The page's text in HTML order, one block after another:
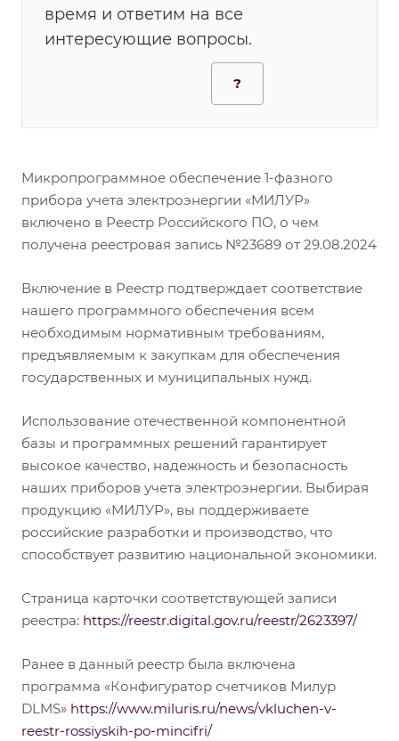
время и ответим на все
интересующие вопросы.
?
Микропрограммное обеспечение 1-фазного
прибора учета электроэнергии «МИЛУР»
включено в Реестр Российского ПО, о чем
получена реестровая запись №23689 от 29.08.2024
Включение в Реестр подтверждает соответствие
нашего программного обеспечения всем
необходимым нормативным требованиям,
предъявляемым к закупкам для обеспечения
государственных и муниципальных нужд.
Использование отечественной компонентной
базы и программных решений гарантирует
высокое качество, надежность и безопасность
наших приборов учета электроэнергии. Выбирая
продукцию «МИЛУР», вы поддерживаете
российские разработки и производство, что
способствует развитию национальной экономики.
Страница карточки соответствующей записи
реестра: https://reestr.digital.gov.ru/reestr/2623397/
Ранее в данный реестр была включена
программа «Конфигуратор счетчиков Милур
DLMS» https://www.miluris.ru/news/vkluchen-v-
reestr-rossiyskih-po-mincifri/